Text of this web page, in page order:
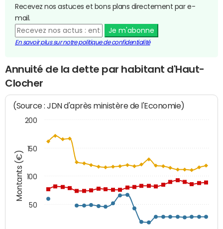
Recevez nos astuces et bons plans directement par e-
mail.
Je m'abonne
En savoir plus sur notre politique de confidentialité
Annuité de la dette par habitant d'Haut-
Clocher
Montants (€)
(Source : JDN d'après ministère de l'Economie)
50
100
150
200